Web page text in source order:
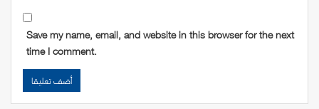
Save my name, email, and website in this browser for the next
time I comment.